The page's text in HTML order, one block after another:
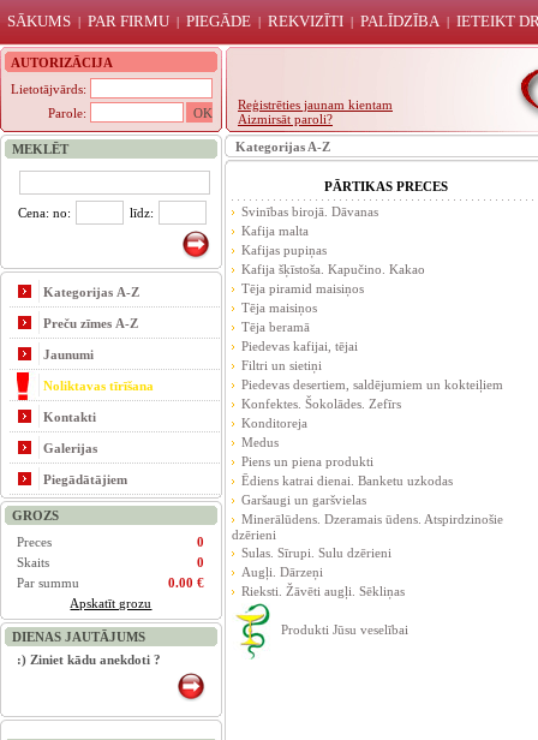
SĀKUMS | PAR FIRMU| PIEGĀDE | REKVIZĪTI | PALĪDZĪBA | IETEIKT
AUTORIZĀCIJA
Lietotājvārds:
Parole:
Reģistrēties jaunam kientam
Aizmirsāt paroli?
MEKLĒT
Cena: no: līdz:
Kategorijas A-Z
Preču zīmes A-Z
Jaunumi
Noliktavas tīrīšana
Kontakti
Galerijas
Piegādātājiem
GROZS
Preces
0
Skaits
0
Par summu
0.00 €
Apskatīt grozu
DIENAS JAUTĀJUMS
:) Ziniet kādu anekdoti ?
Kategorijas A-Z
PĀRTIKAS PRECES
Svinības birojā. Dāvanas
Kafija malta
Kafijas pupiņas
Kafija šķīstoša. Kapučino. Kakao
Tēja piramid maisiņos
Tēja maisiņos
Tēja beramā
Piedevas kafijai, tējai
Filtri un sietiņi
Piedevas desertiem, saldējumiem un kokteiļiem
Konfektes. Šokolādes. Zefīrs
Konditoreja
Medus
Piens un piena produkti
Ēdiens katrai dienai. Banketu uzkodas
Garšaugi un garšvielas
Minerālūdens. Dzeramais ūdens. Atspirdzinošie
dzērieni
Sulas. Sīrupi. Sulu dzērieni
Augļi. Dārzeņi
Rieksti. Žāvēti augļi. Sēkliņas
Produkti Jūsu veselībai